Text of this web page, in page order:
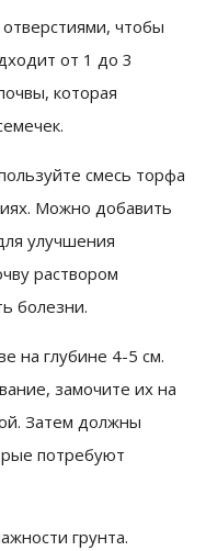
чтобы
от 1 до 3
которая
смесь торфа
Можно добавить
улучшения
раствором
болезни.
на глубине 4-5 см.
замочите их на
Затем должны
потребуют
грунта.